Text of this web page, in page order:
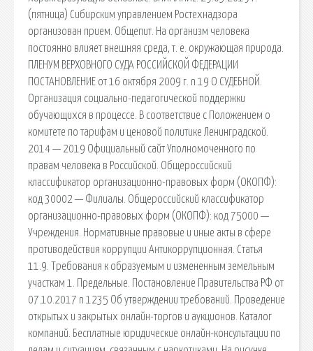
(пятница) Сибирским управлением Ростехнадзора
организован прием. Общепит. На организм человека
постоянно влияет внешняя среда, т. е. окружающая природа.
ПЛЕНУМ ВЕРХОВНОГО СУДА РОССИЙСКОЙ ФЕДЕРАЦИИ
ПОСТАНОВЛЕНИЕ от 16 октября 2009 г. n 19 О СУДЕБНОЙ.
Организация социально-педагогической поддержки
обучающихся в процессе. В соответствие с Положением о
комитете по тарифам и ценовой политике Ленинградской.
2014 — 2019 Официальный сайт Уполномоченного по
правам человека в Российской. Общероссийский
классификатор организационно-правовых форм (ОКОПФ):
код 30002 — Филиалы. Общероссийский классификатор
организационно-правовых форм (ОКОПФ): код 75000 —
Учреждения. Нормативные правовые и иные акты в сфере
противодействия коррупции Антикоррупционная. Статья
11.9. Требования к образуемым и измененным земельным
участкам 1. Предельные. Постановление Правительства РФ от
07.10.2017 n 1235 Об утверждении требований. Проведение
открытых и закрытых онлайн-торгов и аукционов. Каталог
компаний. Бесплатные юридические онлайн-консультации по